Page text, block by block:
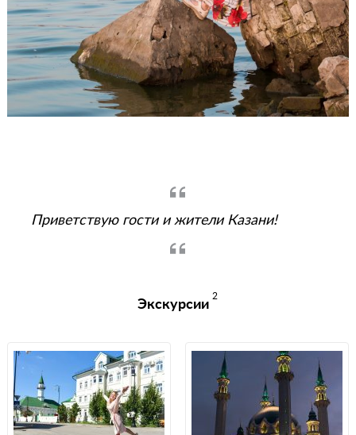
Приветствую гости и жители Казани!
Экскурсии
2